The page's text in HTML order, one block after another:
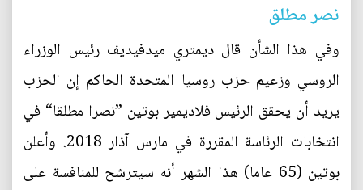
نصر مطلق
وفي هذا الشأن قال ديمتري ميدفيديف رئيس الوزراء
الروسي وزعيم حزب روسيا المتحدة الحاكم إن الحزب
يريد أن يحقق الرئيس فلاديمير بوتين ”نصرا مطلقا“ في
انتخابات الرئاسة المقررة في مارس آذار 2018. وأعلن
بوتين (65 عاما) هذا الشهر أنه سيترشح للمنافسة على